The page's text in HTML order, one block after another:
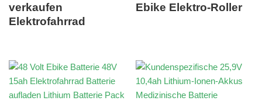
verkaufen
Elektrofahrrad
Ebike Elektro-Roller